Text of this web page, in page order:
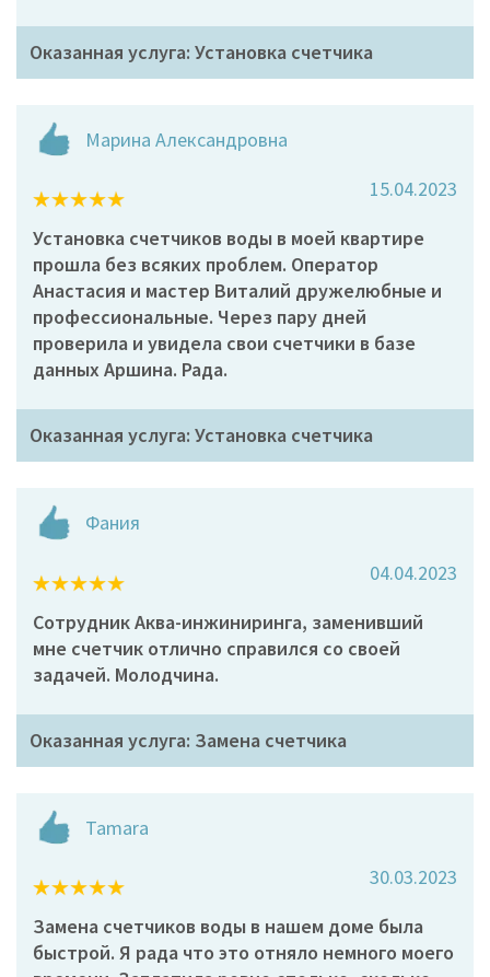
Оказанная услуга: Установка счетчика
Марина Александровна
15.04.2023
Установка счетчиков воды в моей квартире
прошла без всяких проблем. Оператор
Анастасия и мастер Виталий дружелюбные и
профессиональные. Через пару дней
проверила и увидела свои счетчики в базе
данных Аршина. Рада.
Оказанная услуга: Установка счетчика
Фания
04.04.2023
Сотрудник Аква-инжиниринга, заменивший
мне счетчик отлично справился со своей
задачей. Молодчина.
Оказанная услуга: Замена счетчика
Tamara
30.03.2023
Замена счетчиков воды в нашем доме была
быстрой. Я рада что это отняло немного моего